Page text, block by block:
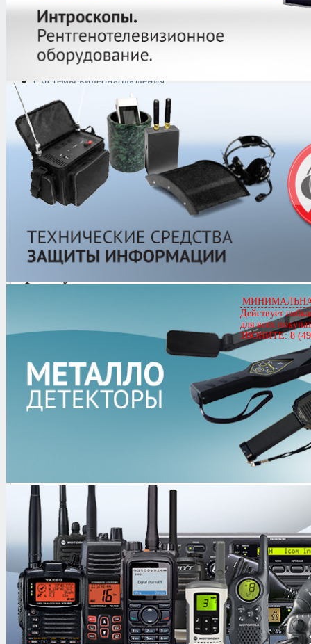
Металлодетекторы
Полиграфы
Противокражные системы
Рации и Аксессуары
Переговорные устройства
Системы видеонаблюдения
оборудование
Контроль доступа
Каталог/Металлодетекторы/
V3 (Vision)
White"s Spectra V3
Кол-во
0.0/5оценка (0 голосов)
Действует
для всех
ЗВОНИТЕ: 8
Металлоискатель Spectra V3
Катушка 10" DD
Беспроводные наушник
Аккумулятор
Бокс на 8 батареек АА
Зарядное устройство
Комплект документации